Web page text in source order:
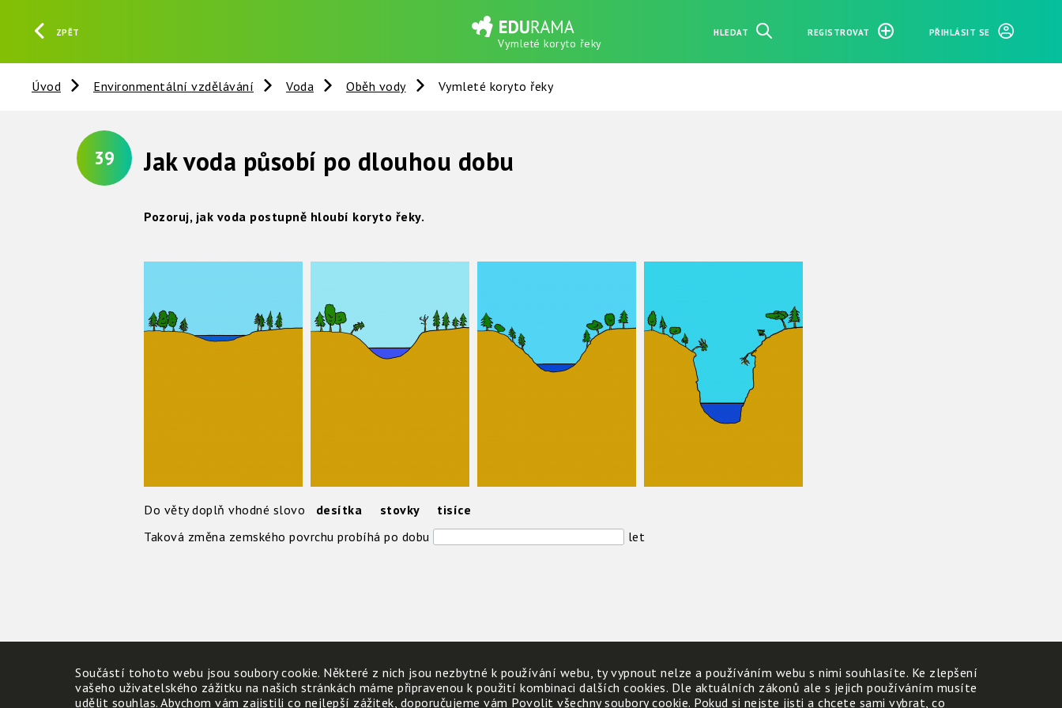
ZPĚT
Vymleté koryto řeky
HLEDAT REGISTROVAT PŘIHLÁSIT SE
Úvod Environmentální vzdělávání Voda Oběh vody Vymleté koryto řeky
39 Jak voda působí po dlouhou dobu
Pozoruj, jak voda postupně hloubí koryto řeky.
Do věty doplň vhodné slovo desítka stovky tisíce
Taková změna zemského povrchu probíhá po dobu
let
Součástí tohoto webu jsou soubory cookie. Některé z nich jsou nezbytné k používání webu, ty vypnout nelze a používáním webu s nimi souhlasíte. Ke zlepšení
vašeho uživatelského zážitku na našich stránkách máme připravenou k použití kombinaci dalších cookies. Dle aktuálních zákonů ale s jejich používáním musíte
udělit souhlas. Abychom vám zajistili co nejlepší zážitek, doporučujeme vám Povolit všechny soubory cookie. Pokud si nejste jisti a chcete sami vybrat, co